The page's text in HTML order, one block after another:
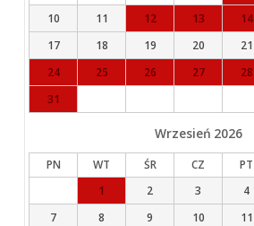
10
11 12 13 14
17
18 19 20 21
24
25 26 27 28
31
Wrzesień 2026
PN WT ŚR CZ PT
1
2 3 4
7
8 9 10 11